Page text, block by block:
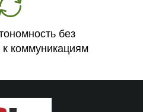
без
коммуникациям